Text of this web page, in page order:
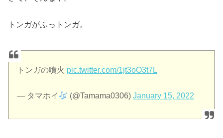
トンガがふっトンガ。
トンガの噴火 pic.twitter.com/1jt3oO3t7L
— タマホイ (@Tamama0306) January 15, 2022